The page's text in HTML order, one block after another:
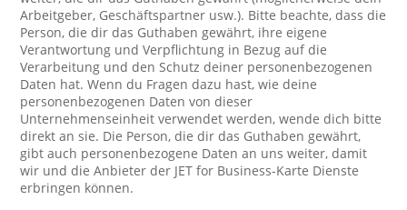
Arbeitgeber, Geschäftspartner usw.). Bitte beachte, dass die
Person, die dir das Guthaben gewährt, ihre eigene
Verantwortung und Verpflichtung in Bezug auf die
Verarbeitung und den Schutz deiner personenbezogenen
Daten hat. Wenn du Fragen dazu hast, wie deine
personenbezogenen Daten von dieser
Unternehmenseinheit verwendet werden, wende dich bitte
direkt an sie. Die Person, die dir das Guthaben gewährt,
gibt auch personenbezogene Daten an uns weiter, damit
wir und die Anbieter der JET for Business-Karte Dienste
erbringen können.